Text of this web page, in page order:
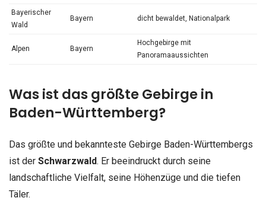
Bayerischer
Wald
Bayern dicht bewaldet, Nationalpark
Alpen Bayern
Hochgebirge mit
Panoramaaussichten
Was ist das größte Gebirge in
Baden-Württemberg?
Das größte und bekannteste Gebirge Baden-Württembergs
ist der Schwarzwald. Er beeindruckt durch seine
landschaftliche Vielfalt, seine Höhenzüge und die tiefen
Täler.